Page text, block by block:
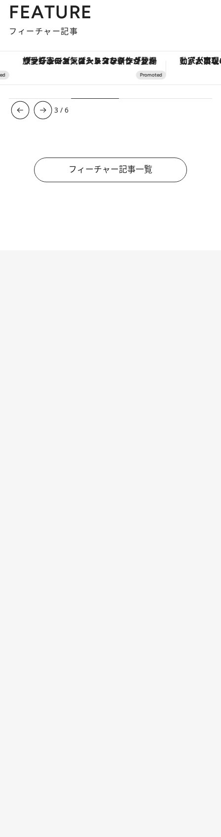
FEATURE
フィーチャー記事
ヴァシュロン・コンスタンタン「オーヴァーシーズ・オートマティック」。旅愛好家のお気に入りコレクションから、ジェンダーレスな新作が登場
3 /6
フィーチャー記事一覧